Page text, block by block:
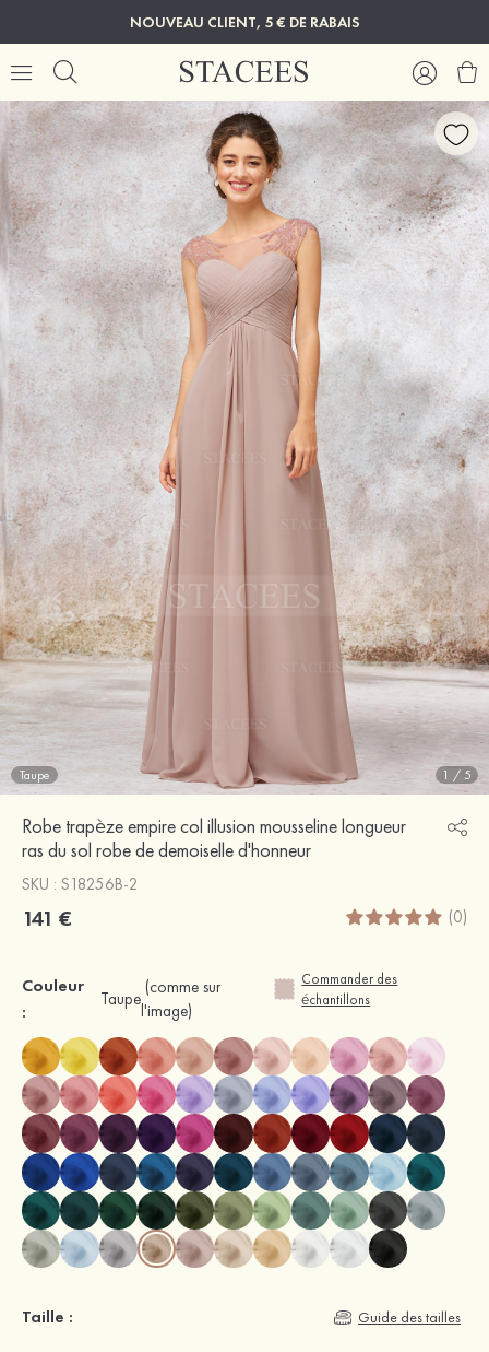
NOUVEAU CLIENT, 5 € DE RABAIS
Taupe 1 /5
Robe trapèze empire col illusion mousseline longueur
ras du sol robe de demoiselle d'honneur
SKU : S18256B-2
141 € (0)
Couleur
:
Taupe
(comme sur
l'image)
Commander des
échantillons
Taille : Guide des tailles